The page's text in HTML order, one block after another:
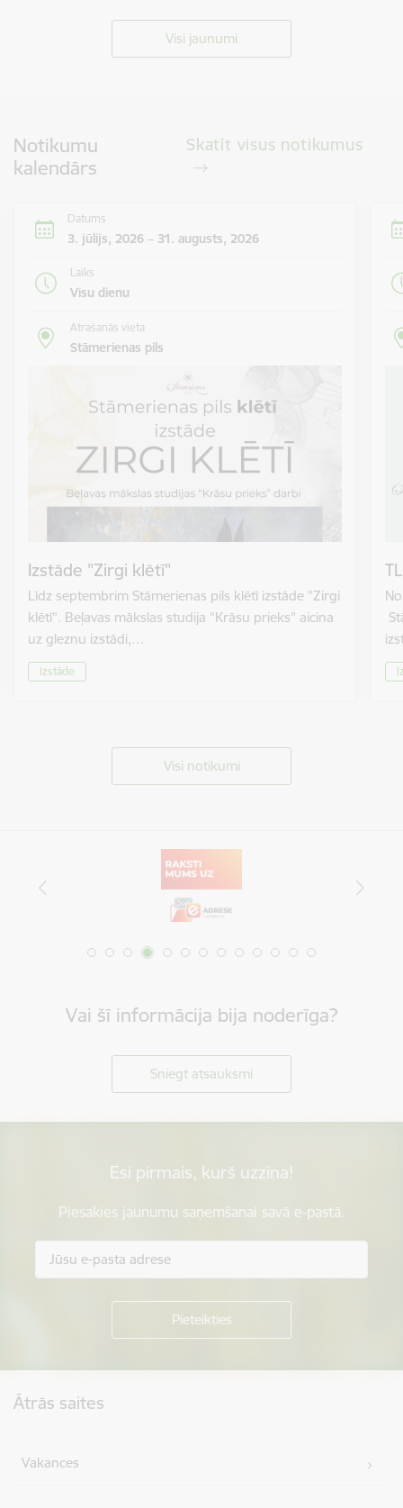
Visi jaunumi
Notikumu
kalendārs
Skatīt visus notikumus
Datums
3. jūlijs, 2026 – 31. augusts, 2026
Laiks
Visu dienu
Atrašanās vieta
Stāmerienas pils
Izstāde "Zirgi klētī"
Līdz septembrim Stāmerienas pils klētī izstāde "Zirgi
klētī". Beļavas mākslas studija "Krāsu prieks" aicina
uz gleznu izstādi,…
Izstāde
Visi notikumi
Vai šī informācija bija noderīga?
Sniegt atsauksmi
Esi pirmais, kurš uzzina!
Piesakies jaunumu saņemšanai savā e-pastā.
Ātrās saites
Vakances